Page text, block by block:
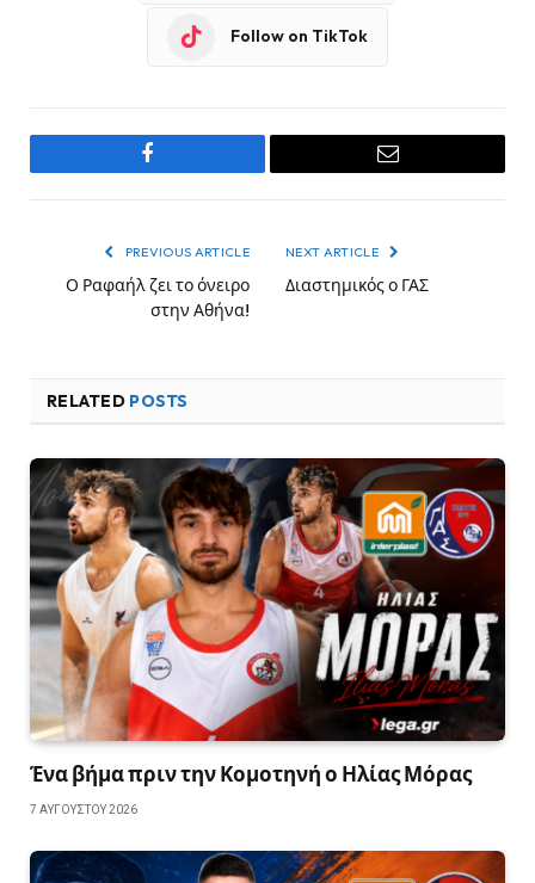
Follow on TikTok
Facebook Email
PREVIOUS ARTICLE
Ο Ραφαήλ ζει το όνειρο
στην Αθήνα!
NEXT ARTICLE
Διαστημικός ο ΓΑΣ
RELATED POSTS
Ένα βήμα πριν την Κομοτηνή ο Ηλίας Μόρας
7 ΑΥΓΟΎΣΤΟΥ 2026